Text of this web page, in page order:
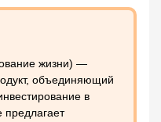
жизни) —
объединяющий
в